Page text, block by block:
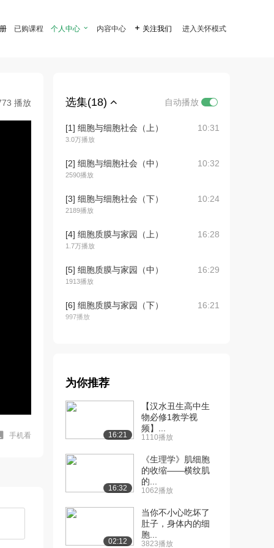
已购课程 个人中心  内容中心  关注我们 进入关怀模式
播放
手机看
选集(18) 自动播放
[1] 细胞与细胞社会（上）
3.0万播放
10:31
[2] 细胞与细胞社会（中）
2590播放
10:32
[3] 细胞与细胞社会（下）
2189播放
10:24
[4] 细胞质膜与家园（上）
1.7万播放
16:28
[5] 细胞质膜与家园（中）
1913播放
16:29
[6] 细胞质膜与家园（下）
997播放
16:21
[8] 细胞核与细胞运作
（中）
[9] 细胞核与细胞运作
（下）
1577播放
[10] 内膜系统与行政区划
7773播放
[11] 内膜系统与行政区划
为你推荐
16:21
【汉水丑生高中生
物必修1教学视
频】...
1110播放
16:32
《生理学》肌细胞
的收缩——横纹肌
的...
1062播放
02:12
当你不小心吃坏了
肚子，身体内的细
胞...
3823播放